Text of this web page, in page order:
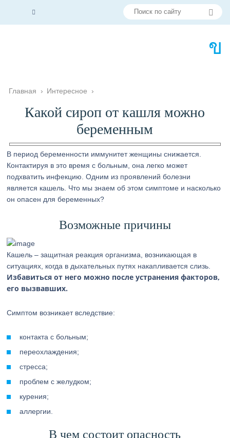
Главная › Интересное ›
Какой сироп от кашля можно
беременным
В период беременности иммунитет женщины снижается.
Контактируя в это время с больным, она легко может
подхватить инфекцию. Одним из проявлений болезни
является кашель. Что мы знаем об этом симптоме и насколько
он опасен для беременных?
Возможные причины
Кашель – защитная реакция организма, возникающая в
ситуациях, когда в дыхательных путях накапливается слизь.
Избавиться от него можно после устранения факторов,
его вызвавших.
Симптом возникает вследствие:
контакта с больным;
переохлаждения;
стресса;
проблем с желудком;
курения;
аллергии.
В чем состоит опасность